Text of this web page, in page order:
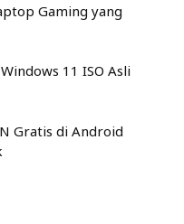
Gaming yang
11 ISO Asli
Gratis di Android